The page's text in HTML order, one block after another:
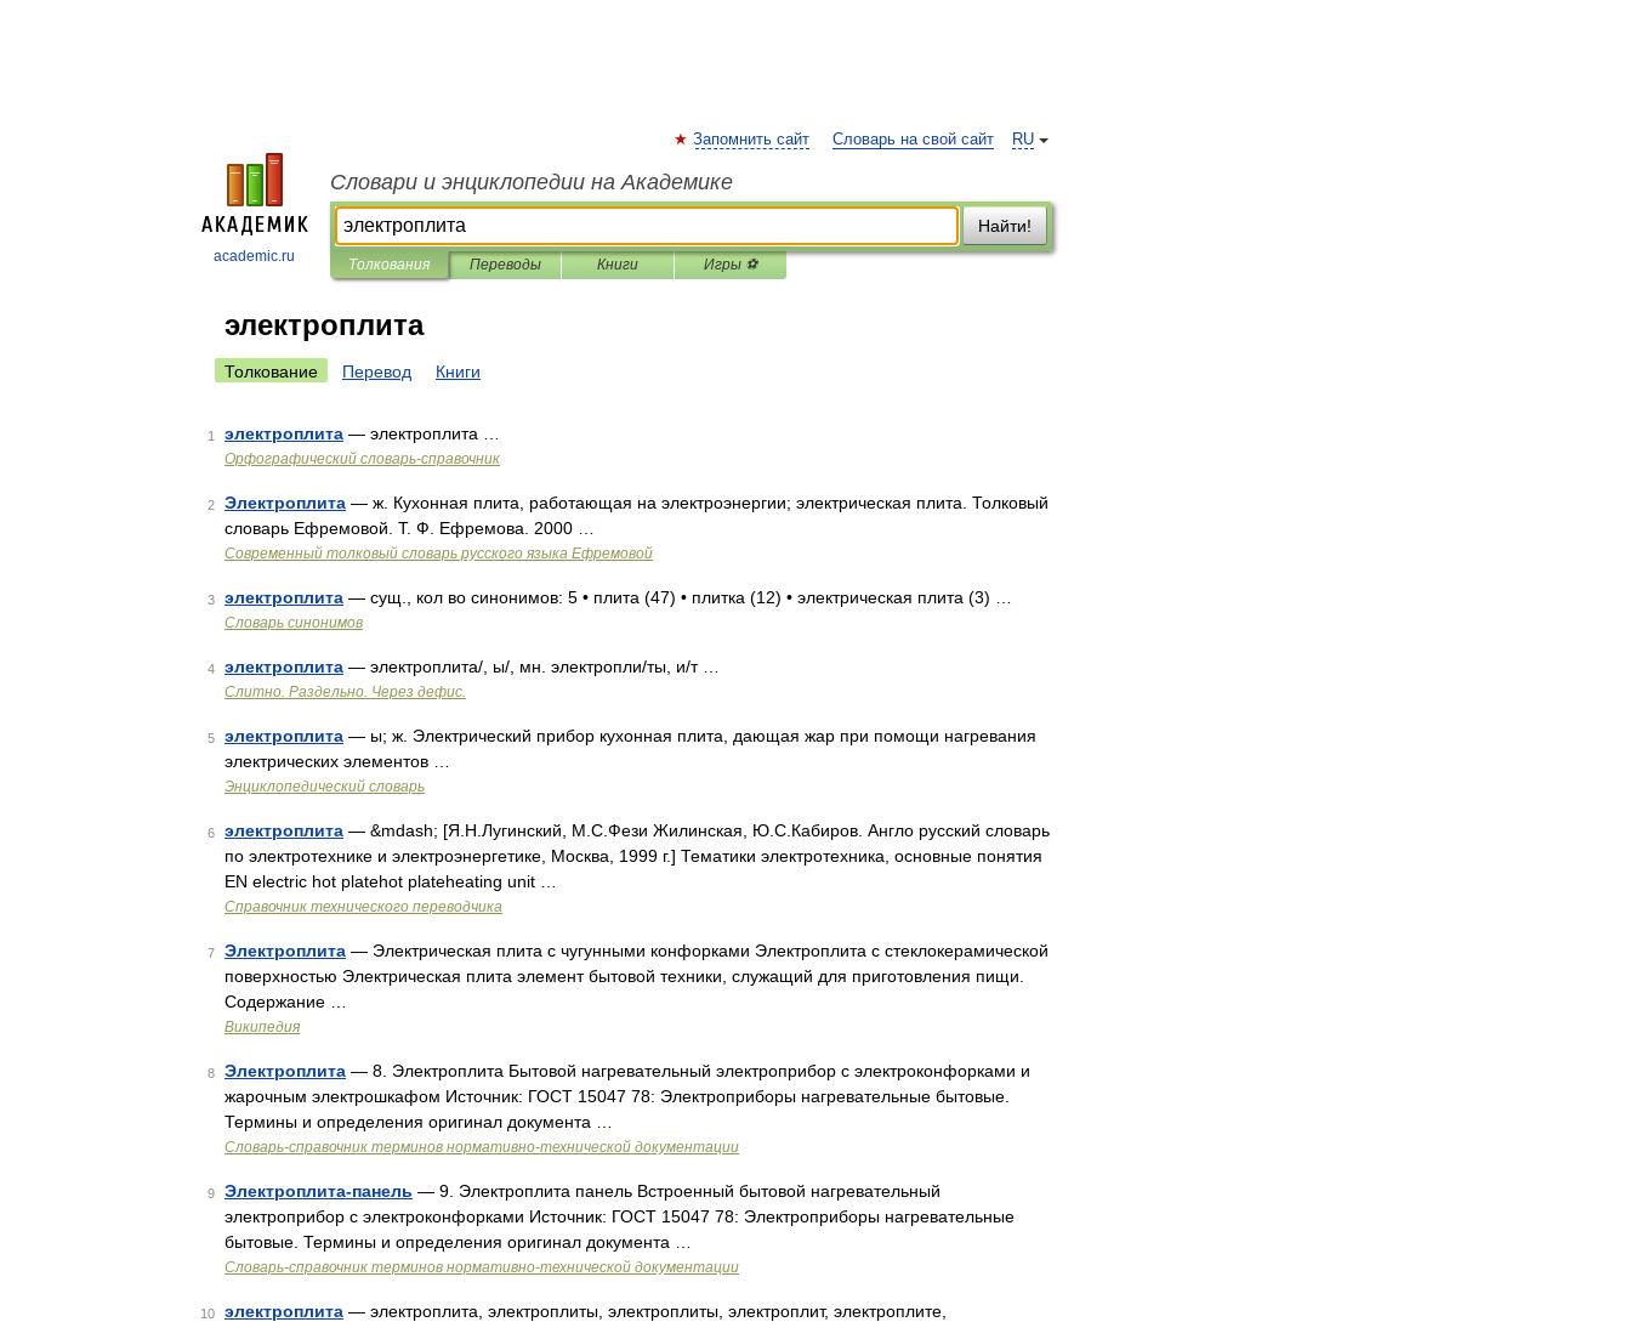
academic.ru
RU
Запомнить сайт Словарь на свой сайт
Словари и энциклопедии на Академике
Найти!
Толкования Переводы Книги Игры ⚽
электроплита
Толкование Перевод Книги
1 электроплита — электроплита …
Орфографический словарь-справочник
2 Электроплита — ж. Кухонная плита, работающая на электроэнергии; электрическая плита. Толковый
словарь Ефремовой. Т. Ф. Ефремова. 2000 …
Современный толковый словарь русского языка Ефремовой
3 электроплита — сущ., кол во синонимов: 5 • плита (47) • плитка (12) • электрическая плита (3) …
Словарь синонимов
4 электроплита — электроплита/, ы/, мн. электропли/ты, и/т …
Слитно. Раздельно. Через дефис.
5 электроплита — ы; ж. Электрический прибор кухонная плита, дающая жар при помощи нагревания
электрических элементов …
Энциклопедический словарь
6 электроплита — &mdash; [Я.Н.Лугинский, М.С.Фези Жилинская, Ю.С.Кабиров. Англо русский словарь
по электротехнике и электроэнергетике, Москва, 1999 г.] Тематики электротехника, основные понятия
EN electric hot platehot plateheating unit …
Справочник технического переводчика
7 Электроплита — Электрическая плита с чугунными конфорками Электроплита с стеклокерамической
поверхностью Электрическая плита элемент бытовой техники, служащий для приготовления пищи.
Содержание …
Википедия
8 Электроплита — 8. Электроплита Бытовой нагревательный электроприбор с электроконфорками и
жарочным электрошкафом Источник: ГОСТ 15047 78: Электроприборы нагревательные бытовые.
Термины и определения оригинал документа …
Словарь-справочник терминов нормативно-технической документации
9 Электроплита-панель — 9. Электроплита панель Встроенный бытовой нагревательный
электроприбор с электроконфорками Источник: ГОСТ 15047 78: Электроприборы нагревательные
бытовые. Термины и определения оригинал документа …
Словарь-справочник терминов нормативно-технической документации
10 электроплита — электроплита, электроплиты, электроплиты, электроплит, электроплите,